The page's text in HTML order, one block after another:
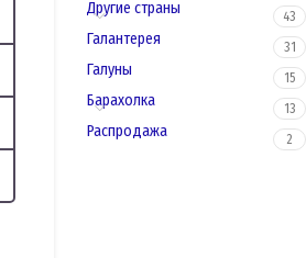
Другие страны 43
Галантерея 31
Галуны 15
Барахолка 13
Распродажа 2